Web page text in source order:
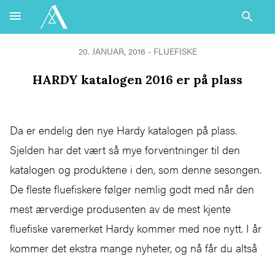
20. JANUAR, 2016 - FLUEFISKE
HARDY katalogen 2016 er på plass
Da er endelig den nye Hardy katalogen på plass.
Sjelden har det vært så mye forventninger til den
katalogen og produktene i den, som denne sesongen.
De fleste fluefiskere følger nemlig godt med når den
mest ærverdige produsenten av de mest kjente
fluefiske varemerket Hardy kommer med noe nytt. I år
kommer det ekstra mange nyheter, og nå får du altså